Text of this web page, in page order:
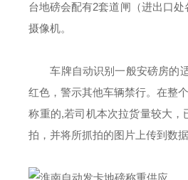
台地磅会配有2套道闸（进出口
摄像机。
车牌自动识别一般安磅房的
红色，警示其他车辆禁行。在整
称重的,若司机本次拉货量较大，
拍，并将所抓拍的图片上传到数